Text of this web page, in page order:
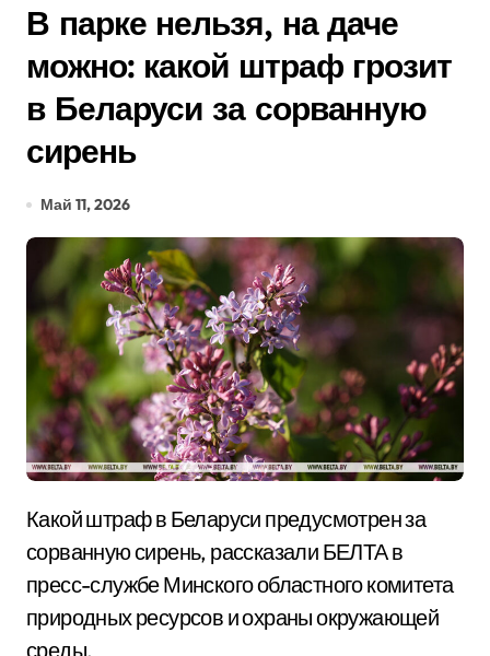
В парке нельзя, на даче
можно: какой штраф грозит
в Беларуси за сорванную
сирень
Май 11, 2026
Какой штраф в Беларуси предусмотрен за
сорванную сирень, рассказали БЕЛТА в
пресс-службе Минского областного комитета
природных ресурсов и охраны окружающей
среды.